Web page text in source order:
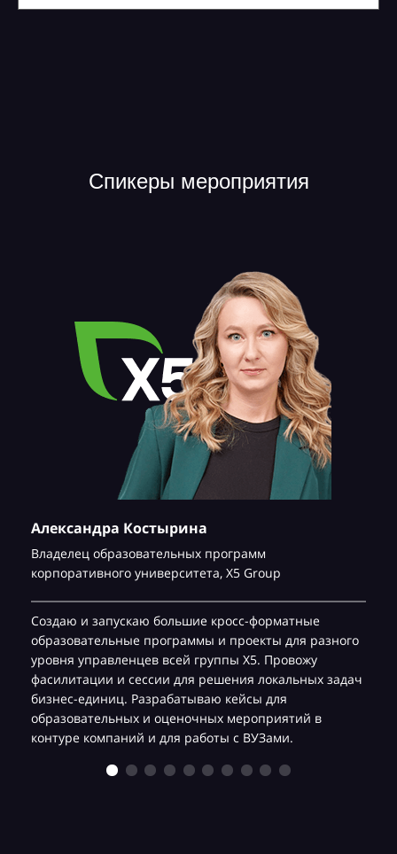
Спикеры мероприятия
Александра Костырина
Владелец образовательных программ
корпоративного университета, Х5 Group
Создаю и запускаю большие кросс-форматные
образовательные программы и проекты для разного
уровня управленцев всей группы Х5. Провожу
фасилитации и сессии для решения локальных задач
бизнес-единиц. Разрабатываю кейсы для
образовательных и оценочных мероприятий в
контуре компаний и для работы с ВУЗами.